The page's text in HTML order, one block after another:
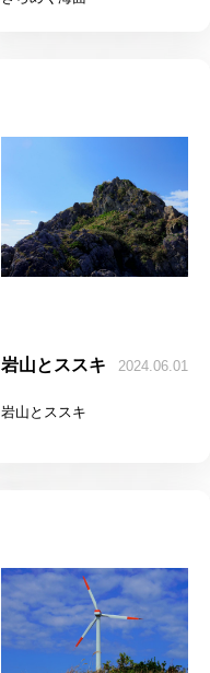
岩山とススキ 2024.06.01
岩山とススキ